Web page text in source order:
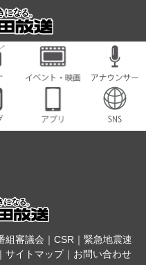
組審議会 ｜ CSR｜ 緊急地震速
｜ サイトマップ｜ お問い合わせ